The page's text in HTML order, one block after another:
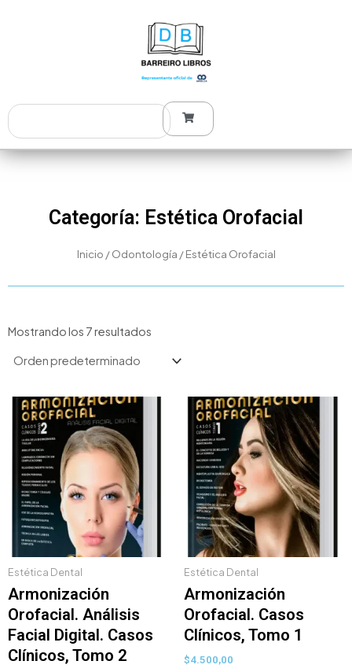
Search
Categoría: Estética Orofacial
Inicio /Odontología / Estética Orofacial
Mostrando los 7 resultados
Estética Dental
Armonización
Orofacial. Análisis
Facial Digital. Casos
Clínicos, Tomo 2
Estética Dental
Armonización
Orofacial. Casos
Clínicos, Tomo 1
$4.500,00